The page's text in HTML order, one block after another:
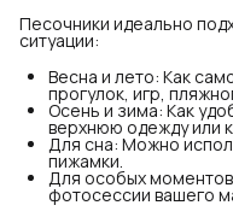
Песочники идеально
ситуации:
Весна и лето: Как
прогулок, игр,
Осень и зима: Как
верхнюю одежду или
Для сна: Можно
пижамки.
Для особых
фотосессии вашего